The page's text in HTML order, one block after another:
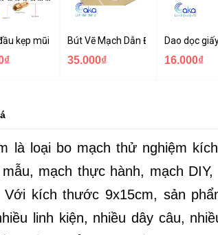
đồng mini
kẹp mũi khoan miniBút Vẽ Mạch Dẫn Điện 6ML
35.000₫
Dao dọc
16.000₫
là loại bo mạch thử nghiệm
mạch thực hành, mạch
kích thước 9x15cm, sản
linh kiện, nhiều dây câu,